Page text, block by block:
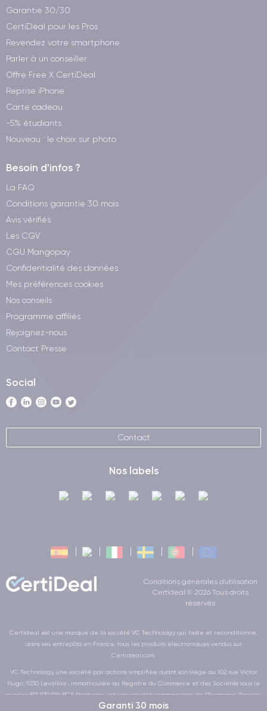
Garanti 30 mois
Garantie 30/30
CertiDeal pour les Pros
Revendez votre smartphone
Parler à un conseiller
Offre Free X CertiDeal
Reprise iPhone
Carte cadeau
-5% étudiants
Nouveau : le choix sur photo
Besoin d'infos ?
La FAQ
Conditions garantie 30 mois
Avis vérifiés
Les CGV
CGU Mangopay
Confidentialité des données
Mes préférences cookies
Nos conseils
Programme affiliés
Rejoignez-nous
Contact Presse
Social
Contact
Nos labels
Conditions générales d'utilisation
Certideal © 2026 Tous droits
réservés
Certideal est une marque de la société VC Technology qui teste et reconditionne,
dans ses entrepôts en France, tous les produits électroniques vendus sur
Certideal.com.
VC Technology, une société par actions simplifiée ayant son siège au 102 rue Victor
Hugo, 9230 Levallois , immatriculée au Registre du Commerce et des Sociétés sous le
numéro 813 979 036 RCS Nanterre, est une société commerciale de l’Economie Sociale
et Solidaire au sens de la loi de la LOI n° 2014-856 du 31 juillet 2014